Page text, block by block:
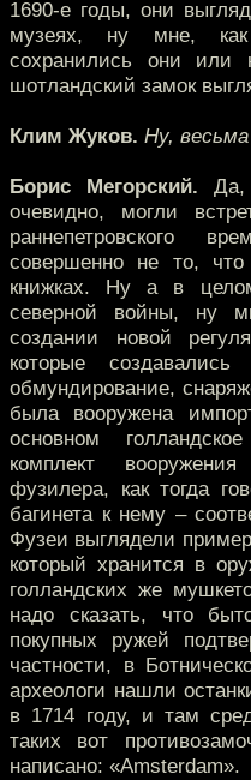
1690-е годы, они
музеях, ну мне,
сохранились они или
шотландский замок
Клим Жуков. Ну,
Борис Мегорский. Да,
очевидно, могли
раннепетровского
совершенно не то,
книжках. Ну а в
северной войны, ну
создании новой
которые
обмундирование,
была вооружена
основном
комплект
фузилера, как тогда
багинета к нему –
Фузеи выглядели
который хранится в
голландских же
надо сказать, что
покупных ружей
частности, в
археологи нашли
в 1714 году, и там
таких вот
написано: «Amsterdam».